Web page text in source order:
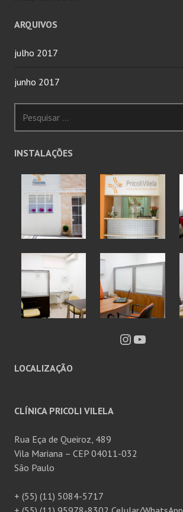
ARQUIVOS
julho 2017
junho 2017
por:
INSTALAÇÕES
Instagram
Youtube
LOCALIZAÇÃO
CLÍNICA PRICOLI VILELA
Rua Eça de Queiroz, 489
Vila Mariana – CEP 04011-032
São Paulo
+ (55) (11) 5084-5717